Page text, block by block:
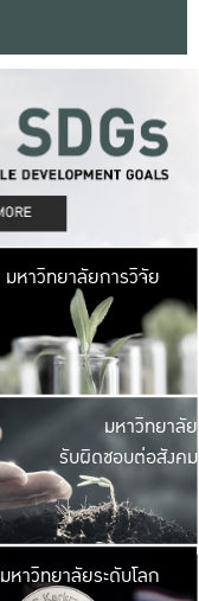
มหาวิ
มีพื้นที่เขียวสดใส
เป็นป่าในเมือง เกษต
มหาวิทยาลัยการวิจัย
มหาวิ
ค
เปิดประ
และพบเรื่องราวใ
มหาวิทยาลัย
รับผิดชอบต่อสังคม
มหาวิ
มหาวิทยาลัยระดับโลก